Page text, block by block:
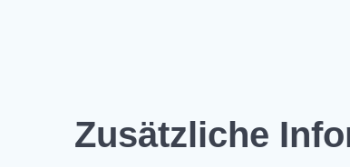
Zusätzliche